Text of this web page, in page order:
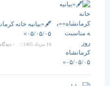
🖋️«بیانیه خانه
۰۵/۰۵/۰۵»
/ ۰ دیدگاه